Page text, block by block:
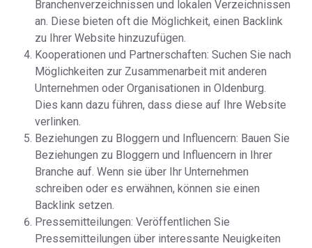
Branchenverzeichnissen und lokalen Verzeichnissen
an. Diese bieten oft die Möglichkeit, einen Backlink
zu Ihrer Website hinzuzufügen.
Kooperationen und Partnerschaften: Suchen Sie nach
Möglichkeiten zur Zusammenarbeit mit anderen
Unternehmen oder Organisationen in Oldenburg.
Dies kann dazu führen, dass diese auf Ihre Website
verlinken.
Beziehungen zu Bloggern und Influencern: Bauen Sie
Beziehungen zu Bloggern und Influencern in Ihrer
Branche auf. Wenn sie über Ihr Unternehmen
schreiben oder es erwähnen, können sie einen
Backlink setzen.
Pressemitteilungen: Veröffentlichen Sie
Pressemitteilungen über interessante Neuigkeiten